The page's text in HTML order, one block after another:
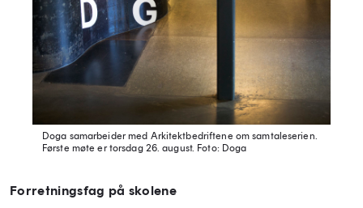
Doga samarbeider med Arkitektbedriftene om samtaleserien.
Første møte er torsdag 26. august. Foto: Doga
Forretningsfag på skolene